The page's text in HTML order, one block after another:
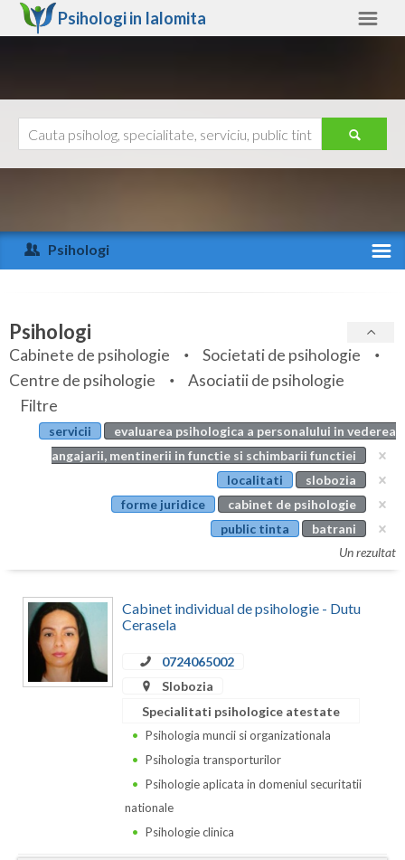
Psihologi in Ialomita
Arad
Arges
Bihor
Bistrita-Nasaud
Botosani
Braila
Calarasi
Caras-Severin
Ajutor
Psihologi
Specialitati
Servicii
Articole
Evenimente
Psihologi
Cabinete de psihologie
Societati de psihologie
Centre de psihologie
Asociatii de psihologie
Filtre
servicii
evaluarea psihologica a personalului in vederea
angajarii, mentinerii in functie si schimbarii functiei
localitati
slobozia
forme juridice
cabinet de psihologie
public tinta
batrani
Un rezultat
Cabinet individual de psihologie - Dutu
Cerasela
0724065002
Slobozia
Specialitati psihologice atestate
Psihologia muncii si organizationala
Psihologia transporturilor
Psihologie aplicata in domeniul securitatii
nationale
Psihologie clinica